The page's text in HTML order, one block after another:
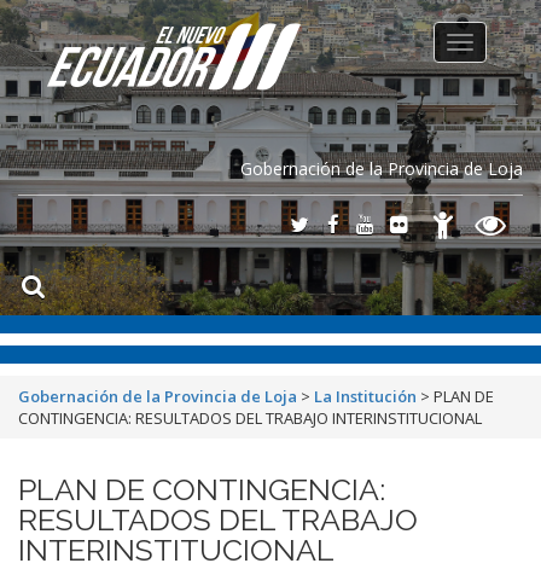
Gobernación de la Provincia de Loja
Toggle
navigation
Gobernación de la Provincia de Loja > La Institución > PLAN DE
CONTINGENCIA: RESULTADOS DEL TRABAJO INTERINSTITUCIONAL
PLAN DE CONTINGENCIA:
RESULTADOS DEL TRABAJO
INTERINSTITUCIONAL